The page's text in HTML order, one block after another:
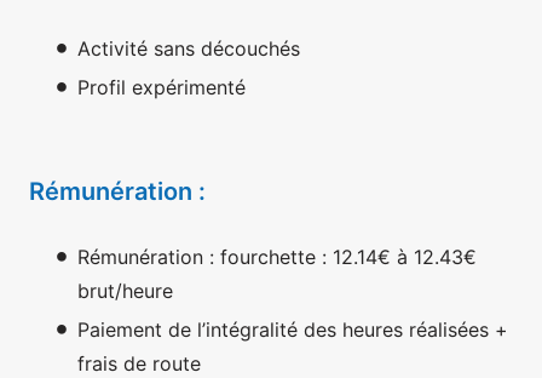
Activité sans découchés
Profil expérimenté
Rémunération :
Rémunération : fourchette : 12.14€ à 12.43€
brut/heure
Paiement de l’intégralité des heures réalisées +
frais de route